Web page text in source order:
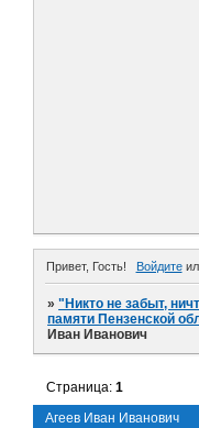
Привет, Гость! Войдите
»"Никто не забыт,
памяти Пензенской
Иван Иванович
Агеев Иван Иванович
Страница:1